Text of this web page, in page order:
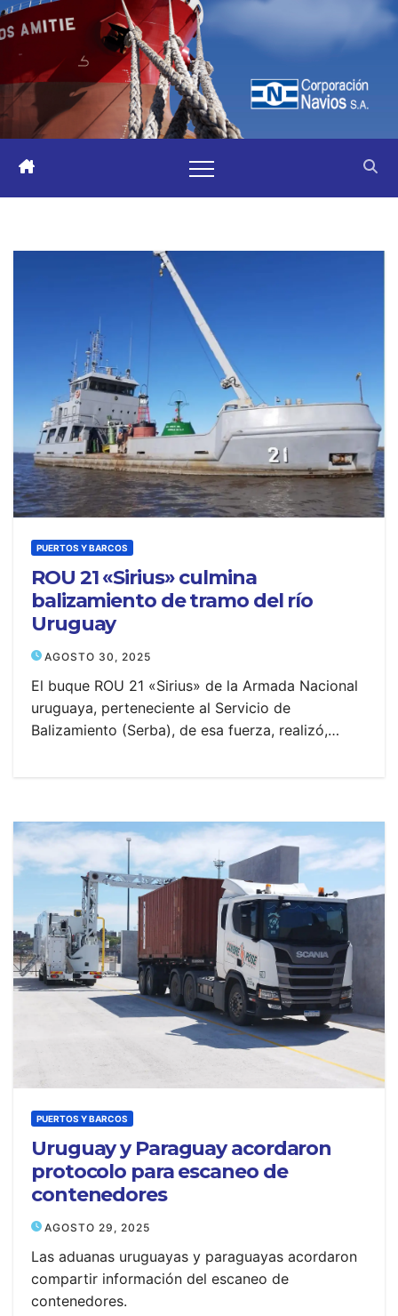
PUERTOS Y BARCOS
ROU 21 «Sirius» culmina
balizamiento de tramo del río
Uruguay
AGOSTO 30, 2025
El buque ROU 21 «Sirius» de la Armada Nacional
uruguaya, perteneciente al Servicio de
Balizamiento (Serba), de esa fuerza, realizó,…
PUERTOS Y BARCOS
Uruguay y Paraguay acordaron
protocolo para escaneo de
contenedores
AGOSTO 29, 2025
Las aduanas uruguayas y paraguayas acordaron
compartir información del escaneo de
contenedores.